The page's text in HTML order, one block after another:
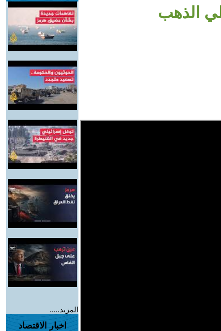
الذهب
المزيد.....
اخبار الاقتصاد